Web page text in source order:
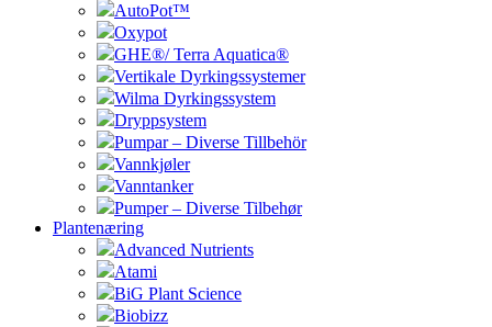
AutoPot™
Oxypot
GHE®/ Terra Aquatica®
Vertikale Dyrkingssystemer
Wilma Dyrkingssystem
Dryppsystem
Pumpar – Diverse Tillbehör
Vannkjøler
Vanntanker
Pumper – Diverse Tilbehør
Plantenæring
Advanced Nutrients
Atami
BiG Plant Science
Biobizz